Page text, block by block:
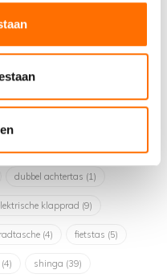
een ..
dubbel achtertas (1)
klapprad (9)
(4) fietstas (5)
(4) shinga (39)